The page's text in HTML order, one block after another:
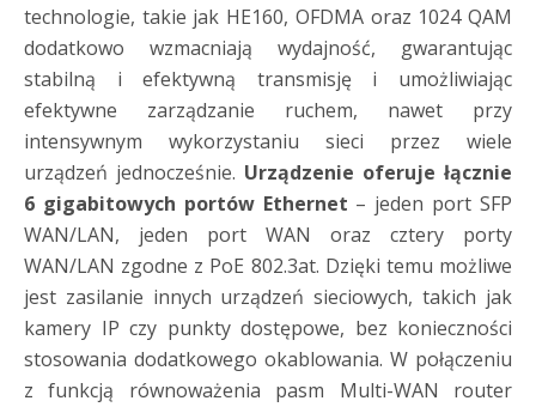
technologie, takie jak HE160, OFDMA oraz 1024 QAM
dodatkowo wzmacniają wydajność, gwarantując
stabilną i efektywną transmisję i umożliwiając
efektywne zarządzanie ruchem, nawet przy
intensywnym wykorzystaniu sieci przez wiele
urządzeń jednocześnie. Urządzenie oferuje łącznie
6 gigabitowych portów Ethernet – jeden port SFP
WAN/LAN, jeden port WAN oraz cztery porty
WAN/LAN zgodne z PoE 802.3at. Dzięki temu możliwe
jest zasilanie innych urządzeń sieciowych, takich jak
kamery IP czy punkty dostępowe, bez konieczności
stosowania dodatkowego okablowania. W połączeniu
z funkcją równoważenia pasm Multi-WAN router